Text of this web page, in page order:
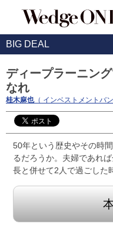
BIG DEAL
ディープラーニン
なれ
桂木麻也（ インベストメントバン
50年という歴史やその時
るだろうか。夫婦であれ
長と併せて2人で過ごした